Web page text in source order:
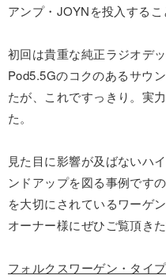
アンプ・JOYNを投入するこ
初回は貴重な純正ラジオデ
Pod5.5Gのコクのあるサウ
たが、これですっきり。実
た。
見た目に影響が及ばないハ
ンドアップを図る事例です
を大切にされているワーゲ
オーナー様にぜひご覧頂き
フォルクスワーゲン・タイ